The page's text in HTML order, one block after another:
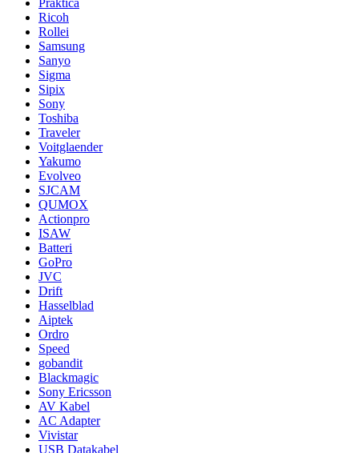
Praktica
Ricoh
Rollei
Samsung
Sanyo
Sigma
Sipix
Sony
Toshiba
Traveler
Voitglaender
Yakumo
Evolveo
SJCAM
QUMOX
Actionpro
ISAW
Batteri
GoPro
JVC
Drift
Hasselblad
Aiptek
Ordro
Speed
gobandit
Blackmagic
Sony Ericsson
AV Kabel
AC Adapter
Vivistar
USB Datakabel